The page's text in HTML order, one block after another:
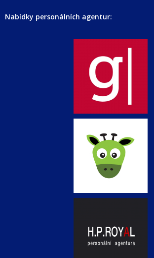
Nabídky personálních agentur: